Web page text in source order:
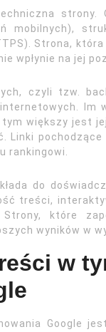
strony.
mobilnych),
Strona,
wpłynie na jej
czyli tzw.
większy jest
rankingowi.
do
treści,
które
wyników w
w
Google